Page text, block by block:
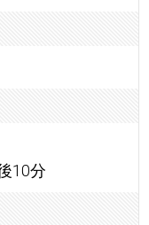
10分